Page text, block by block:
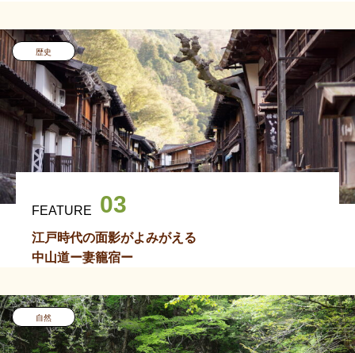
歴史
FEATURE 03
江戸時代の面影がよみがえる
中山道ー妻籠宿ー
自然